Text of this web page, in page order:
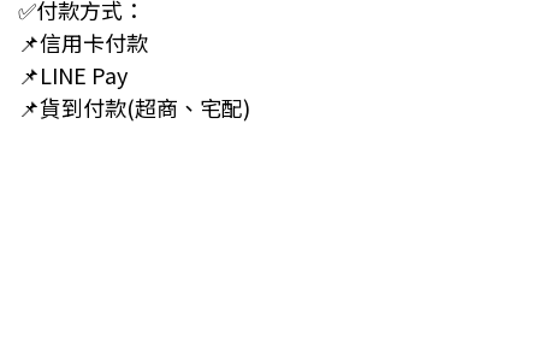
✅付款方式：
📌信用卡付款
📌LINE Pay
📌貨到付款(超商、宅配)